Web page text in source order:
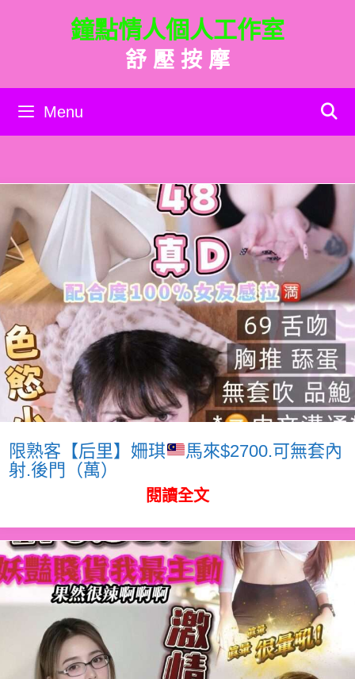
內
鐘點情人個人工作室
舒 壓 按 摩
Menu
限熟客【后里】姍琪
馬來$2700.可無套內
射.後門（萬）
閱讀全文